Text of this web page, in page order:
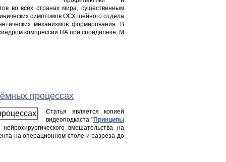
во всех странах мира, существенным
симптомов ОСХ шейного отдела
механизмов формирования. В
компрессии ПА при спондилезе; М
процессах
Статья является копией
видеоподкаста "Принципы
вмешательства на
на операционном столе и разреза до